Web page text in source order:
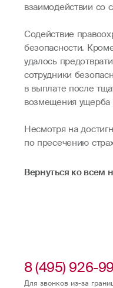
взаимодействии со
Содействие
безопасности.
удалось
сотрудники
в выплате после
возмещения
Несмотря на
по пресечению
Вернуться ко всем
8 (495) 926-
Для звонков из-за